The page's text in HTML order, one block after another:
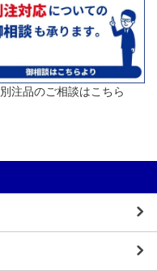
別注品のご相談はこちら